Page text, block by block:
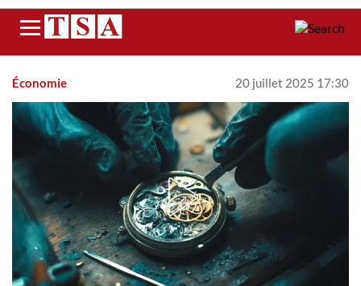
Menu
Économie 20 juillet 2025 17:30